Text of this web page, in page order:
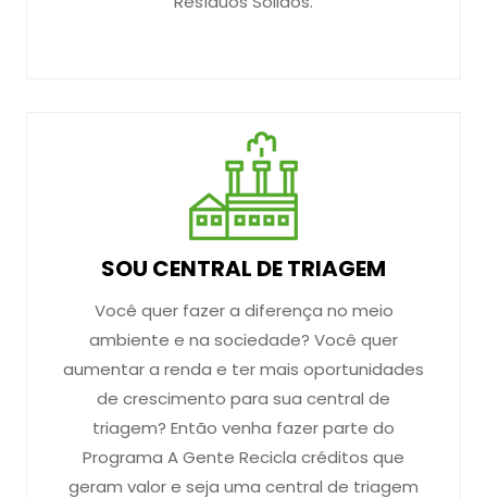
SOU CENTRAL DE TRIAGEM
Você quer fazer a diferença no meio
ambiente e na sociedade? Você quer
aumentar a renda e ter mais oportunidades
de crescimento para sua central de
triagem? Então venha fazer parte do
Programa A Gente Recicla créditos que
geram valor e seja uma central de triagem